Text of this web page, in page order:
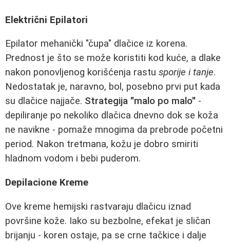
Električni Epilatori
Epilator mehanički "čupa" dlačice iz korena.
Prednost je što se može koristiti kod kuće, a dlake
nakon ponovljenog korišćenja rastu sporije i tanje.
Nedostatak je, naravno, bol, posebno prvi put kada
su dlačice najjače. Strategija "malo po malo" -
depiliranje po nekoliko dlačica dnevno dok se koža
ne navikne - pomaže mnogima da prebrode početni
period. Nakon tretmana, kožu je dobro smiriti
hladnom vodom i bebi puderom.
Depilacione Kreme
Ove kreme hemijski rastvaraju dlačicu iznad
površine kože. Iako su bezbolne, efekat je sličan
brijanju - koren ostaje, pa se crne tačkice i dalje